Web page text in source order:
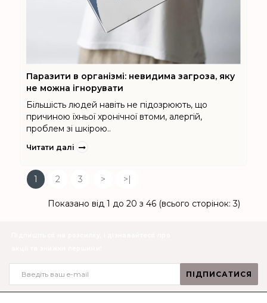
Паразити в організмі: невидима загроза, яку
не можна ігнорувати
Більшість людей навіть не підозрюють, що
причиною їхньої хронічної втоми, алергій,
проблем зі шкірою..
Читати далі
1 2 3 > >|
Показано від 1 до 20 з 46 (всього сторінок: 3)
ПІДПИСАТИСЯ